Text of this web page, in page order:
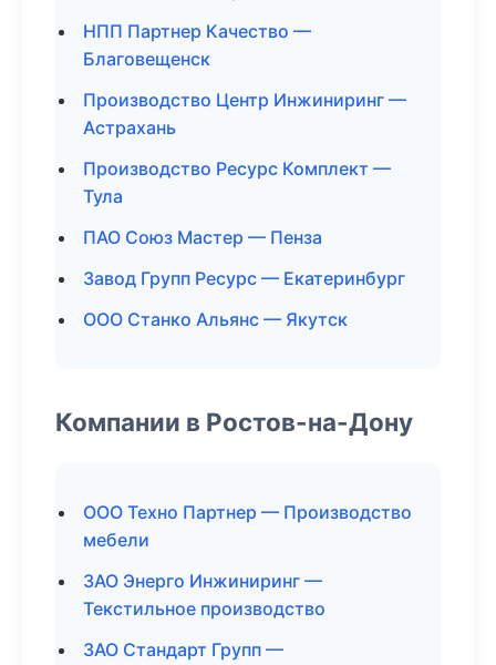
НПП Партнер Качество —
Благовещенск
Производство Центр Инжиниринг —
Астрахань
Производство Ресурс Комплект —
Тула
ПАО Союз Мастер — Пенза
Завод Групп Ресурс — Екатеринбург
ООО Станко Альянс — Якутск
Компании в Ростов-на-Дону
ООО Техно Партнер — Производство
мебели
ЗАО Энерго Инжиниринг —
Текстильное производство
ЗАО Стандарт Групп —